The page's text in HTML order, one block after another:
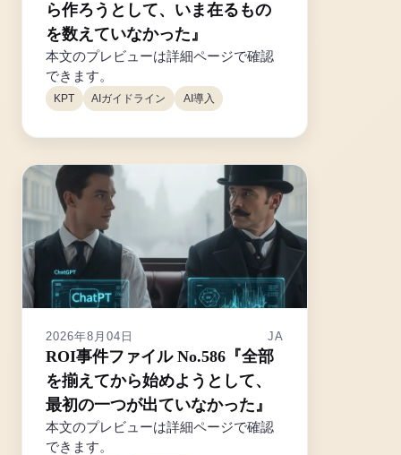
ら作ろうとして、いま在るもの
を数えていなかった』
本文のプレビューは詳細ページで確認
できます。
KPT AIガイドライン AI導入
2026年8月04日 JA
ROI事件ファイル No.586『全部
を揃えてから始めようとして、
最初の一つが出ていなかった』
本文のプレビューは詳細ページで確認
できます。